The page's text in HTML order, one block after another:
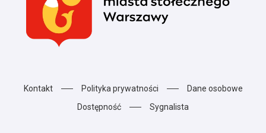
Kontakt Polityka prywatności
Dane osobowe
Dostępność
Sygnalista